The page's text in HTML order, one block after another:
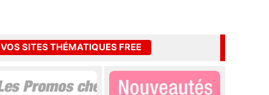
VOS SITES THÉMATIQUES FREE